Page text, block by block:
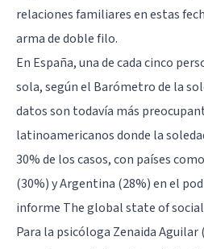
relaciones familiares en estas
arma de doble filo.
En España, una de cada cinco
sola, según el Barómetro de la
datos son todavía más
latinoamericanos donde la
30% de los casos, con países
(30%) y Argentina (28%) en el
informe The global state of
Para la psicóloga Zenaida Aguilar